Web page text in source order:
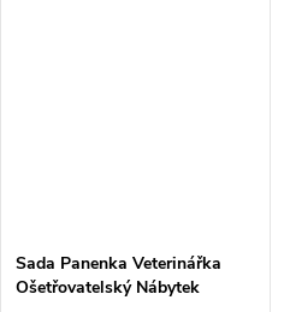
Sada Panenka Veterinářka
Ošetřovatelský Nábytek